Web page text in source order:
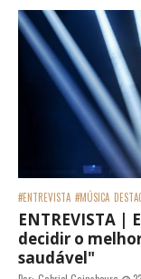
#ENTREVISTA #MÚSICA
ENTREVISTA |
decidir o
saudável"